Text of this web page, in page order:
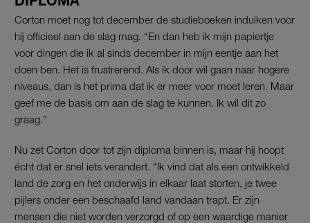
Corton moet nog tot december de studieboeken induiken voor
hij officieel aan de slag mag. “En dan heb ik mijn papiertje
voor dingen die ik al sinds december in mijn eentje aan het
doen ben. Het is frustrerend. Als ik door wil gaan naar hogere
niveaus, dan is het prima dat ik er meer voor moet leren. Maar
geef me de basis om aan de slag te kunnen. Ik wil dit zo
graag.”
Nu zet Corton door tot zijn diploma binnen is, maar hij hoopt
écht dat er snel iets verandert. “Ik vind dat als een ontwikkeld
land de zorg en het onderwijs in elkaar laat storten, je twee
pijlers onder een beschaafd land vandaan trapt. Er zijn
mensen die niet worden verzorgd of op een waardige manier